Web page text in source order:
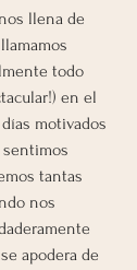
llena de
todo
en el
motivados
tantas
nos
apodera de